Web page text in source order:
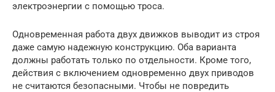
электроэнергии с помощью троса.
Одновременная работа двух движков выводит из строя
даже самую надежную конструкцию. Оба варианта
должны работать только по отдельности. Кроме того,
действия с включением одновременно двух приводов
не считаются безопасными. Чтобы не повредить